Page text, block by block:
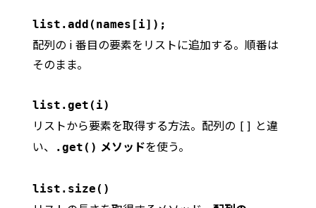
list.add(names[i]);
配列の i 番目の要素をリストに追加する。順番は
そのまま。
list.get(i)
リストから要素を取得する方法。配列の [] と違
い、
.get() メソッドを使う。
list.size()